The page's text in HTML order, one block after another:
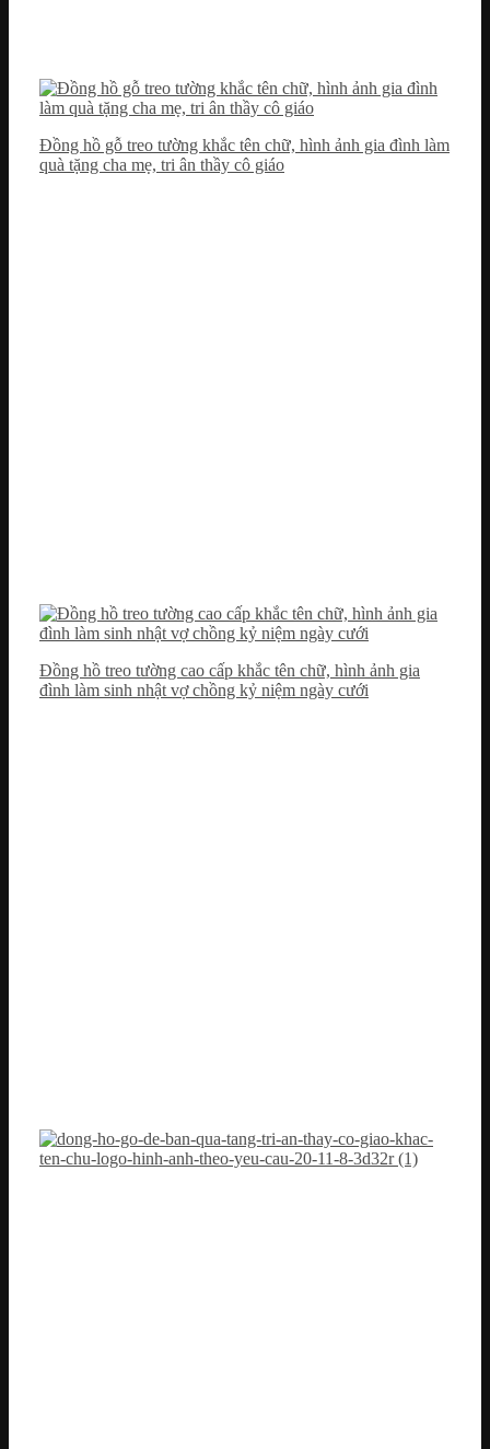
Đồng hồ gỗ treo tường khắc tên chữ, hình ảnh gia đình làm
quà tặng cha mẹ, tri ân thầy cô giáo
Đồng hồ treo tường cao cấp khắc tên chữ, hình ảnh gia
đình làm sinh nhật vợ chồng kỷ niệm ngày cưới